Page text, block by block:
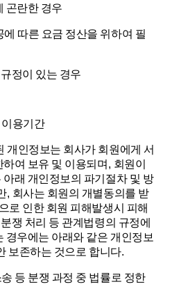
곤란한 경우
따른 요금 정산을 위하여 필
정이 있는 경우
용기간
개인정보는 회사가 회원에게 서
여 보유 및 이용되며 , 회원이
래 개인정보의 파기절차 및 방
, 회사는 회원의 개별동의를 받
로 인한 회원 피해발생시 피해
쟁 처리 등 관계법령의 규정에
경우에는 아래와 같은 개인정보
보존하는 것으로 합니다.
송 등 분쟁 과정 중 법률로 정한